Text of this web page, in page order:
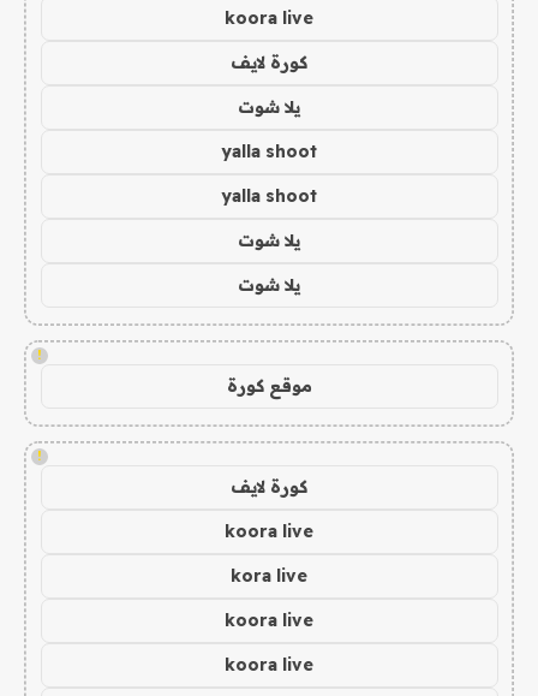
koora live
كورة لايف
يلا شوت
yalla shoot
yalla shoot
يلا شوت
يلا شوت
!
موقع كورة
!
كورة لايف
koora live
kora live
koora live
koora live